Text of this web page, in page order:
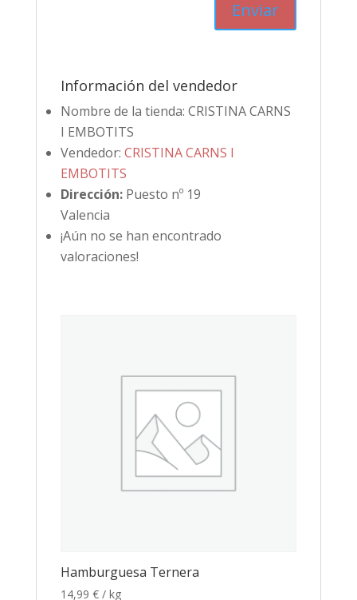
Información del vendedor
Nombre de la tienda: CRISTINA CARNS
I EMBOTITS
Vendedor: CRISTINA CARNS I
EMBOTITS
Dirección: Puesto nº 19
Valencia
¡Aún no se han encontrado
valoraciones!
Hamburguesa Ternera
14,99 € / kg